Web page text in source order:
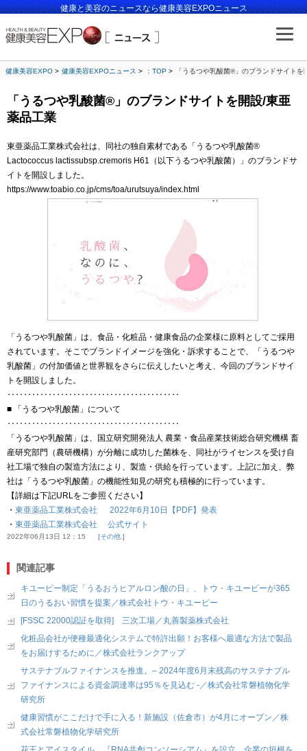
健康と美容のニュースなら健康美容EXPOニュース
健康美容EXPO 健康美容EXPOニュース ：TOP 「うるつや乳酸菌®」のブランドサイトを
「うるつや乳酸菌®」のブランドサイトを開設/東亜
薬品工業
東亜薬品工業株式会社は、同社の独自素材である「うるつや乳酸菌®
Lactococcus lactissubsp.cremoris H61（以下うるつや乳酸菌）」のブランドサ
イトを開設しました。
https://www.toabio.co.jp/cms/toa/urutsuya/index.html
「うるつや乳酸菌」は、食品・化粧品・健康食品の企業様に原料としてご採用
されています。そこでブランドイメージを強化・訴求することで、「うるつや
乳酸菌」の付加価値と世界観をさらに伝えしたいと考え、今回のブランドサイ
トを開設しました。
‥‥‥‥‥‥‥‥‥‥‥‥‥‥‥‥‥‥‥‥‥
■ 「うるつや乳酸菌」について
‥‥‥‥‥‥‥‥‥‥‥‥‥‥‥‥‥‥‥‥‥
「うるつや乳酸菌」は、国立研究開発法人 農業・食品産業技術総合研究機構 畜
産研究部門（農研機構）が分離に成功した菌株を、同社がライセンスを受け自
社工場で独自の製造方法により、製造・供給を行っています。上記に加え、弊
社は「うるつや乳酸菌」の機能性知見の研究も積極的に行っています。
【詳細は下記URLをご参照ください】
・ 東亜薬品工業株式会社 2022年6月10日【PDF】発表
・ 東亜薬品工業株式会社 公式サイト
2022年06月13日 12：15 その他.
関連記事
キユーピー制定「うるおうヒアルロン酸の日」、トウ・キユーピーが365
日のうるおい習慣を提案／株式会社トウ・キユーピー
[FSSC 22000認証を取得] 三次工場／丸善製薬株式会社
化粧品会社が便種最適化システムで特許出願！お客様へ最適な方法で製品
をお届けするために／株式会社ランクアップ
サステナブルファイナンスを推進。– 2024年度6月末残高のサステナブル
ファイナンスによる資金調達率は95％を見込む -／株式会社常磐植物化学
研究所
健康習慣がここだけで手に入る！新施設（佐倉市）が4月にオープン／株
式会社常磐植物化学研究所